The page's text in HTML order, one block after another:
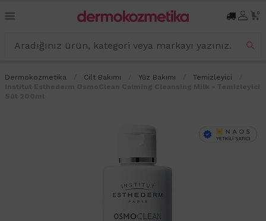
0
Dermokozmetika Cilt Bakımı Yüz Bakımı
Temizleyici